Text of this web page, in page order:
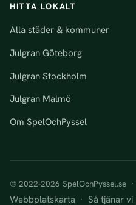
HITTA LOKALT
Alla städer & kommuner
Julgran Göteborg
Julgran Stockholm
Julgran Malmö
Om SpelOchPyssel
© 2022-2026 SpelOchPyssel.se ·
Webbplatskarta · Så tjänar vi